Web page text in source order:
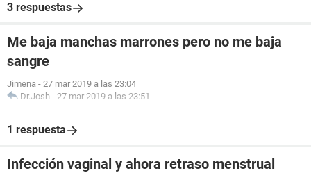
3 respuestas
Me baja manchas marrones pero no me baja
sangre
Jimena - 27 mar 2019 a las 23:04
Dr.Josh - 27 mar 2019 a las 23:51
1 respuesta
Infección vaginal y ahora retraso menstrual